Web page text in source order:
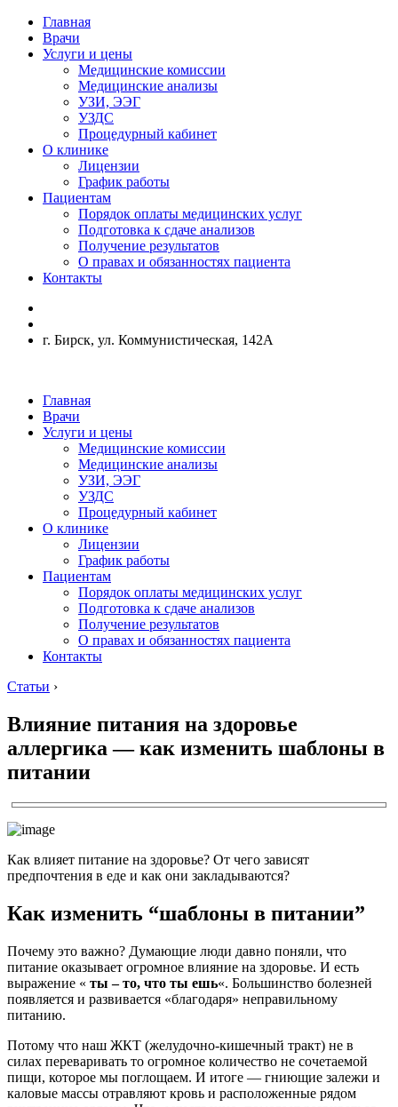
Главная
Врачи
Услуги и цены
Медицинские комиссии
Медицинские анализы
УЗИ, ЭЭГ
УЗДС
Процедурный кабинет
О клинике
Лицензии
График работы
Пациентам
Порядок оплаты медицинских услуг
Подготовка к сдаче анализов
Получение результатов
О правах и обязанностях пациента
Контакты
г. Бирск, ул. Коммунистическая, 142А
Главная
Врачи
Услуги и цены
Медицинские комиссии
Медицинские анализы
УЗИ, ЭЭГ
УЗДС
Процедурный кабинет
О клинике
Лицензии
График работы
Пациентам
Порядок оплаты медицинских услуг
Подготовка к сдаче анализов
Получение результатов
О правах и обязанностях пациента
Контакты
Статьи ›
Влияние питания на здоровье
аллергика — как изменить шаблоны в
питании
Как влияет питание на здоровье? От чего зависят
предпочтения в еде и как они закладываются?
Как изменить “шаблоны в питании”
Почему это важно? Думающие люди давно поняли, что
питание оказывает огромное влияние на здоровье. И есть
выражение « ты – то, что ты ешь«. Большинство болезней
появляется и развивается «благодаря» неправильному
питанию.
Потому что наш ЖКТ (желудочно-кишечный тракт) не в
силах переваривать то огромное количество не сочетаемой
пищи, которое мы поглощаем. И итоге — гниющие залежи и
каловые массы отравляют кровь и расположенные рядом